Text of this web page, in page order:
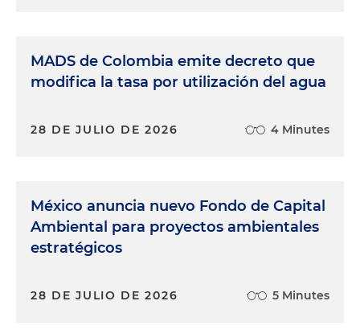
MADS de Colombia emite decreto que
modifica la tasa por utilización del agua
28 DE JULIO DE 2026 4 Minutes
México anuncia nuevo Fondo de Capital
Ambiental para proyectos ambientales
estratégicos
28 DE JULIO DE 2026 5 Minutes